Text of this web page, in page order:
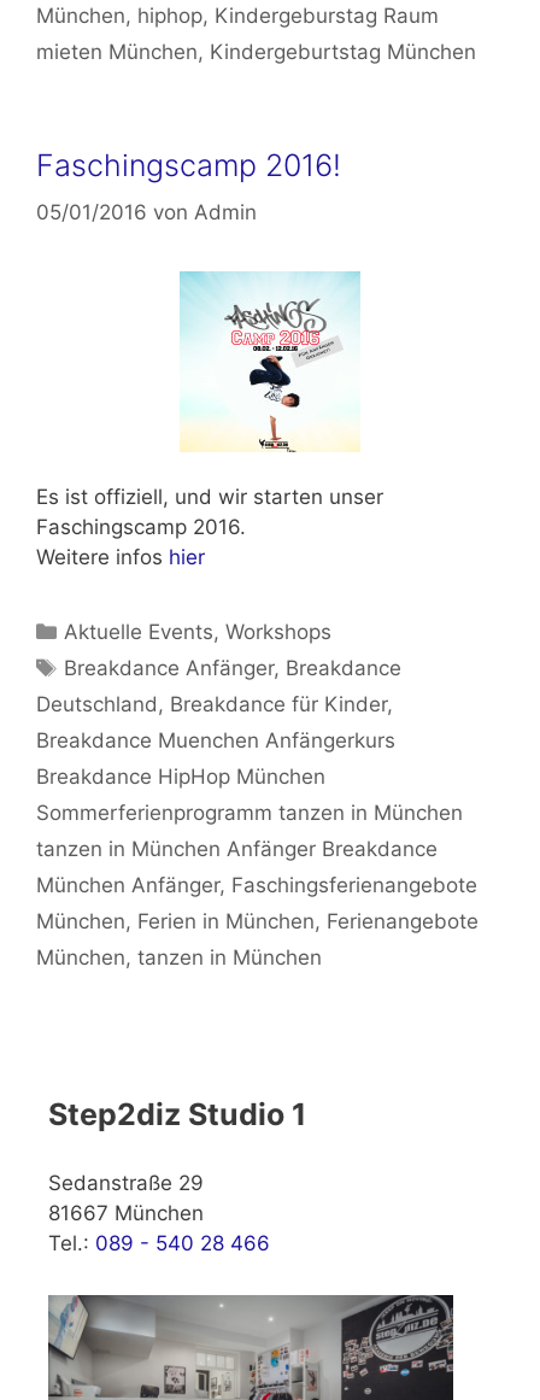
München, hiphop, Kindergeburstag Raum
mieten München, Kindergeburtstag München
Faschingscamp 2016!
05/01/2016 von Admin
Es ist offiziell, und wir starten unser
Faschingscamp 2016.
Weitere infos hier
Kategorien
Aktuelle Events,Workshops
Schlagwörter
Breakdance Anfänger, Breakdance
Deutschland, Breakdance für Kinder,
Breakdance Muenchen Anfängerkurs
Breakdance HipHop München
Sommerferienprogramm tanzen in München
tanzen in München Anfänger Breakdance
München Anfänger, Faschingsferienangebote
München, Ferien in München, Ferienangebote
München, tanzen in München
Step2diz Studio 1
Sedanstraße 29
81667 München
Tel.: 089 - 540 28 466